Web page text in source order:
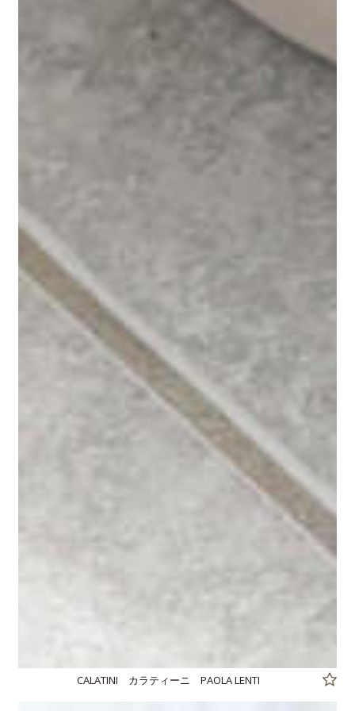
CALATINI カラティーニ PAOLA LENTI